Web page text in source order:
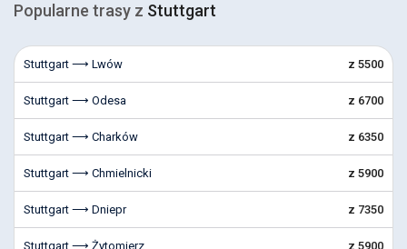
Popularne trasy z Stuttgart
Stuttgart ⟶ Lwów z 5500
Stuttgart ⟶ Odesa z 6700
Stuttgart ⟶ Charków z 6350
Stuttgart ⟶ Chmielnicki z 5900
Stuttgart ⟶ Dniepr z 7350
Stuttgart ⟶ Żytomierz z 5900